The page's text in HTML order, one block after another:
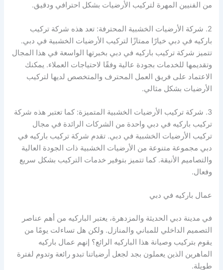
من الفنيين المهرة لتركيب الأرضيات بشكل احترافي ودقيق.
2. شركة الأرضيات الخشبية المحترفة: تعد هذه شركة تركيب
باركيه في دبي خيارًا ممتازًا لتركيب الأرضيات الخشبية في دبي.
تتميز شركة تركيب باركيه في دبي بخبرتها الواسعة في هذا المجال
وتقديمها للخدمات بجودة عالية وفقًا لاحتياجات العملاء. يمكنك
الاعتماد على فريق العمل المحترف والمتخصص لديها لتركيب
الأرضيات بشكل مثالي.
3. شركة تركيب الأرضيات الخشبية المتميزة: كما تعتبر هذه شركة
تركيب باركيه في دبي واحدة من الشركات الرائدة في مجال
تركيب الأرضيات الخشبية في دبي. تقدم شركة تركيب باركيه في
دبي مجموعة متنوعة من الأرضيات الخشبية ذات الجودة العالية
والتصاميم الأنيقة. كما تتميز بتوفير خدمات التركيب بشكل سريع
وفعال.
عمال باركيه في دبي
في مدينة دبي الحديثة والمزدهرة، يعتبر الباركيه من أهم عناصر
التصميم الداخلي للمباني والمنازل. ولكن هل تساءلت يومًا من
يقوم بتركيب وصيانة هذا الباركيه الرائع؟ إنهم عمال باركيه
الماهرين الذين يعملون بجد لجعل أرضياتنا تبدو رائعة وتدوم لفترة
طويلة.